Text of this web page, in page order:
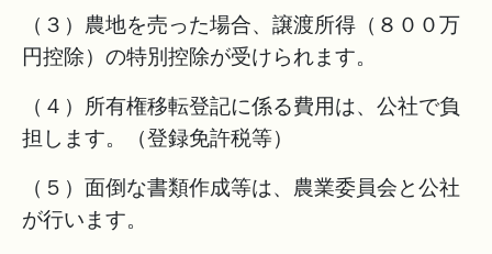
（３）農地を売った場合、譲渡所得（８００万
円控除）の特別控除が受けられます。
（４）所有権移転登記に係る費用は、公社で負
担します。（登録免許税等）
（５）面倒な書類作成等は、農業委員会と公社
が行います。